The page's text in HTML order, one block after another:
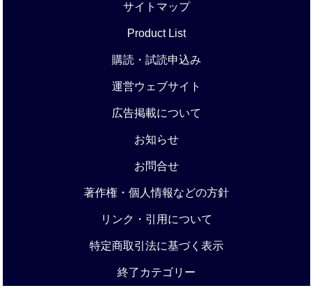
サイトマップ
Product List
購読・試読申込み
運営ウェブサイト
広告掲載について
お知らせ
お問合せ
著作権・個人情報などの方針
リンク・引用について
特定商取引法に基づく表示
終了カテゴリー